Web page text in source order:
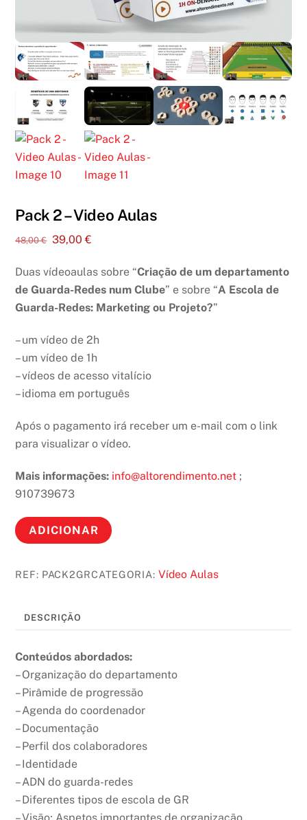
Pack 2 – Video Aulas
48,00€ O
original
era:
48,00 €.
39,00€
atual
é:
39,00 €.
Duas vídeoaulas sobre “Criação de um departamento
de Guarda-Redes num Clube” e sobre “A Escola de
Guarda-Redes: Marketing ou Projeto?”
– um vídeo de 2h
– um vídeo de 1h
– vídeos de acesso vitalício
– idioma em português
Após o pagamento irá receber um e-mail com o link
para visualizar o vídeo.
Mais informações: info@altorendimento.net ;
910739673
Quantidade
de
2
Video
ADICIONAR
e
t
REF: PACK2GRCATEGORIA: Vídeo Aulas
DESCRIÇÃO
Conteúdos abordados:
– Organização do departamento
– Pirâmide de progressão
– Agenda do coordenador
– Documentação
– Perfil dos colaboradores
– Identidade
– ADN do guarda-redes
– Diferentes tipos de escola de GR